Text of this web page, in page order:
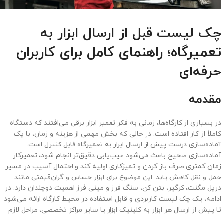
چک لیست قبل از ارسال ابزار به
تعمیرگاه؛ راهنمای کامل برای کاربران
حرفه‌ای
مقدمه
در بسیاری از کارگاه‌ها، زمانی به فکر تعمیر ابزار برقی می‌افتند که دستگاه
کاملاً از کار افتاده است. در حالی که بخش مهمی از هزینه و زمان، با یک
آماده‌سازی درست پیش از ارسال ابزار به تعمیرگاه قابل کنترل است.
آماده‌سازی صحیح باعث می‌شود عیب‌یابی دقیق‌تر انجام شود، تعمیرکار
زمان کمتری صرف باز کردن و تمیزکاری اولیه کند و احتمال آسیب در مسیر
حمل و نقل کاهش یابد. این موضوع برای ابزار حساس و گران‌قیمتی مانند
دریل مگنت، کرگیر، بتن کن، سنگ فرز و مینی فرز اهمیت دوچندان دارد. در
ادامه، یک چک لیست کاربردی و قابل استفاده در محیط کارگاه ارائه می‌شود
تا پیش از ارسال هر ابزار به کلینیک ابزار یا سایر مراکز تخصصی، مراحل لازم